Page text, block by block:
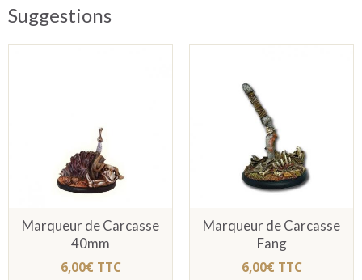
Suggestions
Marqueur de Carcasse
40mm
6,00€ TTC
Marqueur de Carcasse
Fang
6,00€ TTC